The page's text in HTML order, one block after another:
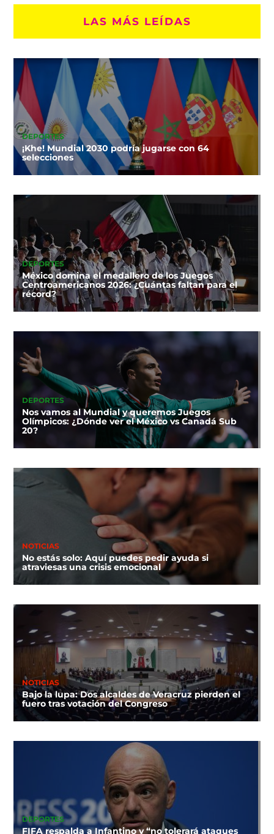
LAS MÁS LEÍDAS
DEPORTES
¡Khe! Mundial 2030 podría jugarse con 64
selecciones
DEPORTES
México domina el medallero de los Juegos
Centroamericanos 2026: ¿Cuántas faltan para el
récord?
DEPORTES
Nos vamos al Mundial y queremos Juegos
Olímpicos: ¿Dónde ver el México vs Canadá Sub
20?
NOTICIAS
No estás solo: Aquí puedes pedir ayuda si
atraviesas una crisis emocional
NOTICIAS
Bajo la lupa: Dos alcaldes de Veracruz pierden el
fuero tras votación del Congreso
DEPORTES
FIFA respalda a Infantino y “no tolerará ataques